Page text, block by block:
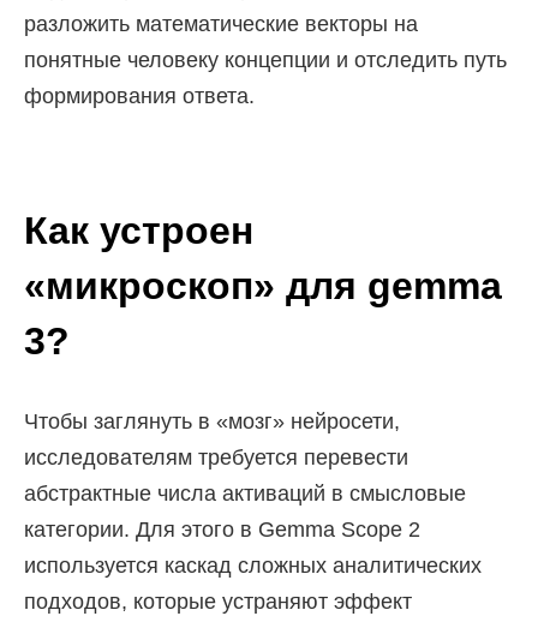
разложить математические векторы на
понятные человеку концепции и отследить путь
формирования ответа.
Как устроен
«микроскоп» для gemma
3?
Чтобы заглянуть в «мозг» нейросети,
исследователям требуется перевести
абстрактные числа активаций в смысловые
категории. Для этого в Gemma Scope 2
используется каскад сложных аналитических
подходов, которые устраняют эффект